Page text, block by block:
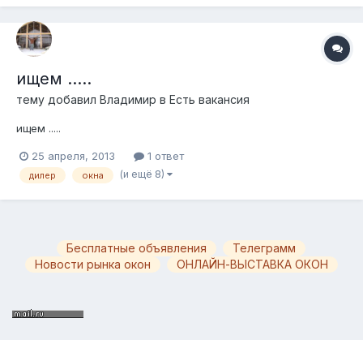
ищем .....
тему добавил Владимир в Есть вакансия
ищем .....
25 апреля, 2013 1 ответ
дилер окна (и ещё 8)
Бесплатные объявления
Телеграмм
Новости рынка окон
ОНЛАЙН-ВЫСТАВКА ОКОН